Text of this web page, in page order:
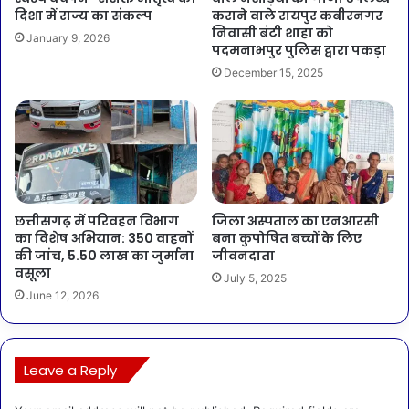
दिशा में राज्य का संकल्प
January 9, 2026
कराने वाले रायपुर कबीरनगर
निवासी बंटी शाहा को
पदमनाभपुर पुलिस द्वारा पकड़ा
December 15, 2025
छत्तीसगढ़ में परिवहन विभाग
का विशेष अभियान: 350 वाहनों
की जांच, 5.50 लाख का जुर्माना
वसूला
June 12, 2026
जिला अस्पताल का एनआरसी
बना कुपोषित बच्चों के लिए
जीवनदाता
July 5, 2025
Leave a Reply